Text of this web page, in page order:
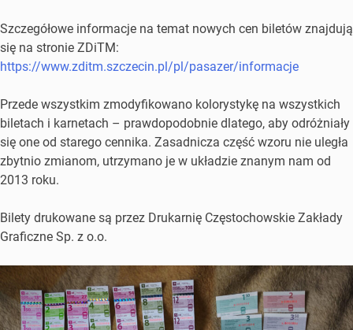
Szczegółowe informacje na temat nowych cen biletów znajdują
się na stronie ZDiTM:
https://www.zditm.szczecin.pl/pl/pasazer/informacje
Przede wszystkim zmodyfikowano kolorystykę na wszystkich
biletach i karnetach – prawdopodobnie dlatego, aby odróżniały
się one od starego cennika. Zasadnicza część wzoru nie uległa
zbytnio zmianom, utrzymano je w układzie znanym nam od
2013 roku.
Bilety drukowane są przez Drukarnię Częstochowskie Zakłady
Graficzne Sp. z o.o.